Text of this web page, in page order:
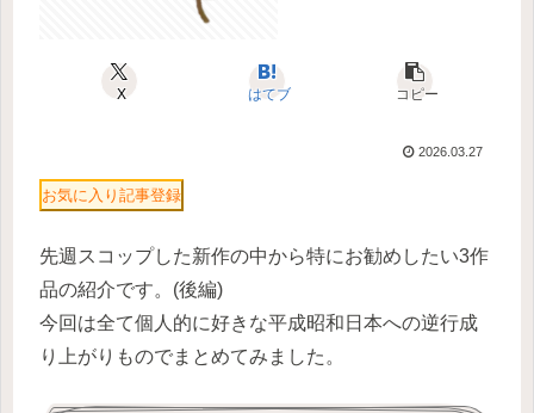
X はてブ コピー
2026.03.27
お気に入り記事登録
先週スコップした新作の中から特にお勧めしたい3作
品の紹介です。(後編)
今回は全て個人的に好きな平成昭和日本への逆行成
り上がりものでまとめてみました。